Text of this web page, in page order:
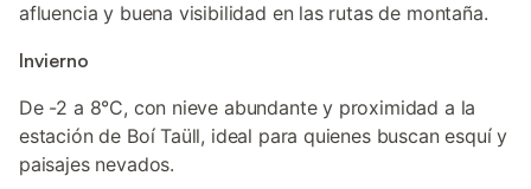
afluencia y buena visibilidad en las rutas de montaña.
Invierno
De -2 a 8°C, con nieve abundante y proximidad a la
estación de Boí Taüll, ideal para quienes buscan esquí y
paisajes nevados.